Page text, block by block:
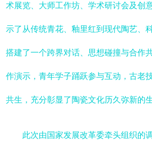
术展览、大师工作坊、学术研讨会及创
示了从传统青花、釉里红到现代陶艺、
搭建了一个跨界对话、思想碰撞与合作
作演示，青年学子踊跃参与互动，古老
共生，充分彰显了陶瓷文化历久弥新的
此次由国家发展改革委牵头组织的